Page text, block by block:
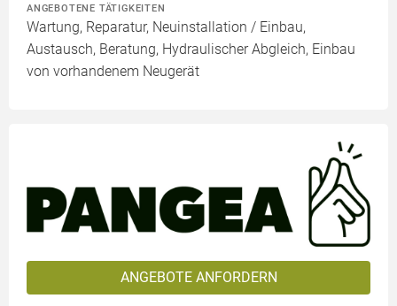
ANGEBOTENE TÄTIGKEITEN
Wartung, Reparatur, Neuinstallation / Einbau,
Austausch, Beratung, Hydraulischer Abgleich, Einbau
von vorhandenem Neugerät
ANGEBOTE ANFORDERN